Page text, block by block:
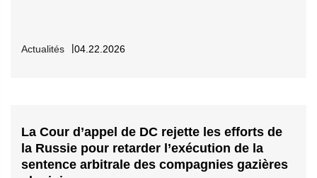
notamment en ce qui concerne la structuration des
contentieux.
Arbitrage des litiges en Amérique latine
Actualités 04.22.2026
La Cour d’appel de DC rejette les efforts de
la Russie pour retarder l’exécution de la
sentence arbitrale des compagnies gazières